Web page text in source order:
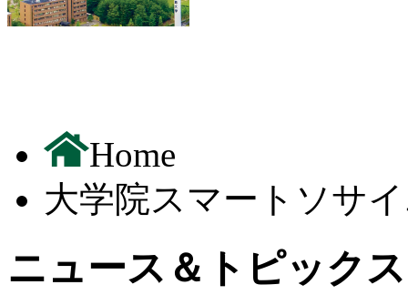
Home
大学院スマートソサ
ニュース＆トピックス